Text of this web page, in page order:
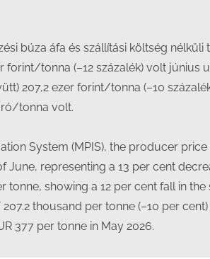
búza áfa és szállítási költség
forint/tonna (–12 százalék) volt
207,2 ezer forint/tonna (–10
tonna volt.
System (MPIS), the producer
June, representing a 13 per cent
showing a 12 per cent fall in
thousand per tonne (–10 per
377 per tonne in May 2026.